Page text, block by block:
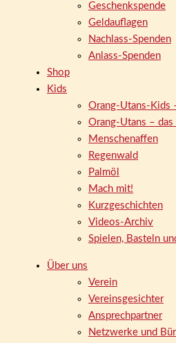
Geschenkspende
Geldauflagen
Nachlass-Spenden
Anlass-Spenden
Shop
Kids
Orang-Utans-Kids
Orang-Utans –
Menschenaffen
Regenwald
Palmöl
Mach mit!
Kurzgeschichten
Videos-Archiv
Spielen, Basteln
Über uns
Verein
Vereinsgesichter
Ansprechpartner
Netzwerke und